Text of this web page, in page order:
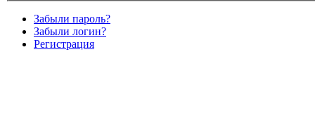
Забыли пароль?
Забыли логин?
Регистрация